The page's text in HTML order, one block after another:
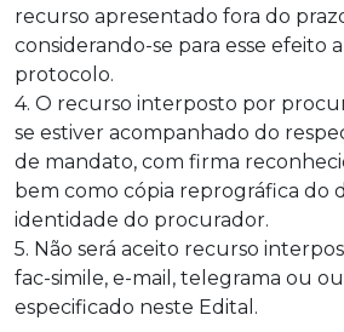
recurso apresentado fora do
considerando-se para esse efeito
protocolo.
4. O recurso interposto por
se estiver acompanhado do
de mandato, com firma
bem como cópia reprográfica do
identidade do procurador.
5. Não será aceito recurso
fac-simile, e-mail, telegrama ou
especificado neste Edital.